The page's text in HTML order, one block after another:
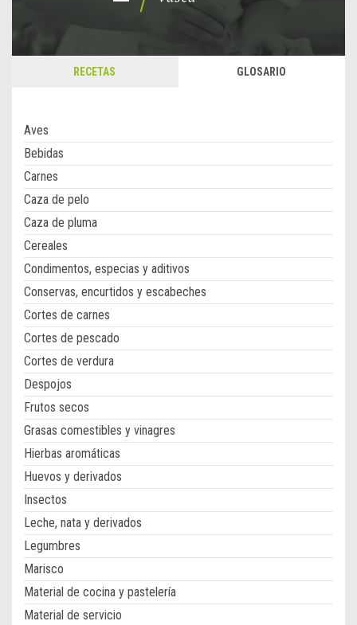
RECETAS GLOSARIO
Aves
Bebidas
Carnes
Caza de pelo
Caza de pluma
Cereales
Condimentos, especias y aditivos
Conservas, encurtidos y escabeches
Cortes de carnes
Cortes de pescado
Cortes de verdura
Despojos
Frutos secos
Grasas comestibles y vinagres
Hierbas aromáticas
Huevos y derivados
Insectos
Leche, nata y derivados
Legumbres
Marisco
Material de cocina y pastelería
Material de servicio